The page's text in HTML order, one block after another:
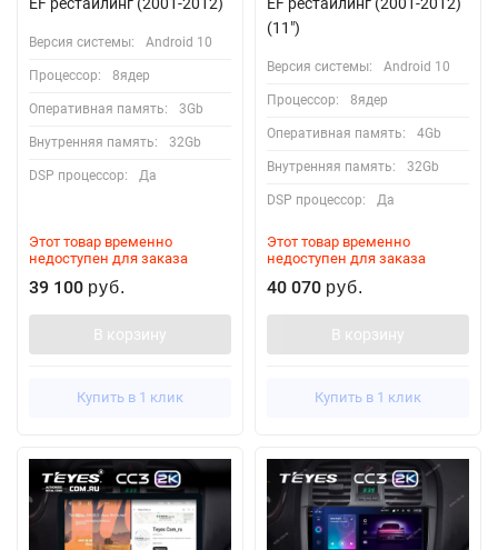
Версия системы: Android 10
Процессор: 8ядер
Оперативная память: 3Gb
Внутренняя память: 32Gb
DSP процессор: Да
Этот товар временно
недоступен для заказа
39 100 руб.
В корзину
Купить в 1 клик
(11")
Версия системы: Android 10
Процессор: 8ядер
Оперативная память: 4Gb
Внутренняя память: 32Gb
DSP процессор: Да
Этот товар временно
недоступен для заказа
40 070 руб.
В корзину
Купить в 1 клик